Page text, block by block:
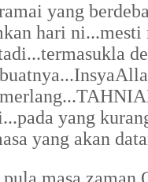
yang
hari
pada yang
yang akan